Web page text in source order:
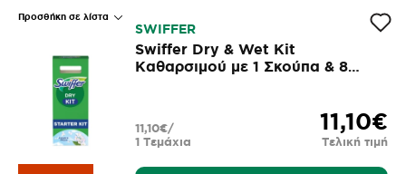
Προσθήκη σε λίστα
SWIFFER
Swiffer Dry & Wet Kit
Καθαρσιμού με 1 Σκούπα & 8
11,10€
Τελική τιμή
1 Τεμάχια
11,10€/